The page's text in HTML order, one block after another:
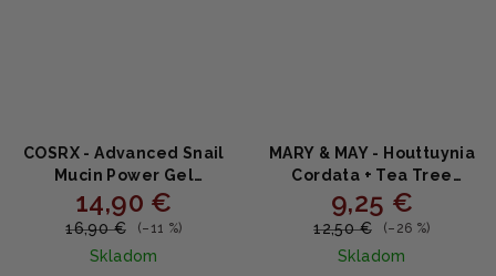
COSRX - Advanced Snail
Mucin Power Gel
Cleanser - jemný gélový
čistič so slimačím slizom
14,90 €
16,90 € (–11 %)
Skladom
MARY & MAY - Houttuynia
Cordata + Tea Tree
Cleansing Foam -
Čistiaca pena s
Houttuynia Cordata a
čajovníkom 150ml
9,25 €
12,50 € (–26 %)
Skladom